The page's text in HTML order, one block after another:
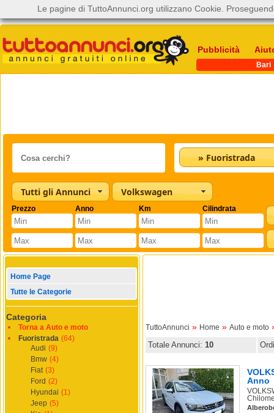
Pubblicità
Bari
» Fuoristrada
Tutti gli Annunci Volkswagen
Prezzo Anno Km Cilindrata
Home Page
Tutte le Categorie
Categoria
Torna a Auto e moto
Fuoristrada (64)
Audi (9)
Bmw (4)
Fiat (3)
Ford (2)
Hyundai (1)
Jeep (5)
TuttoAnnunci » Home » Auto e moto
Totale Annunci: 10
Anno
Le pagine di TuttoAnnunci.org utilizzano Cookie.